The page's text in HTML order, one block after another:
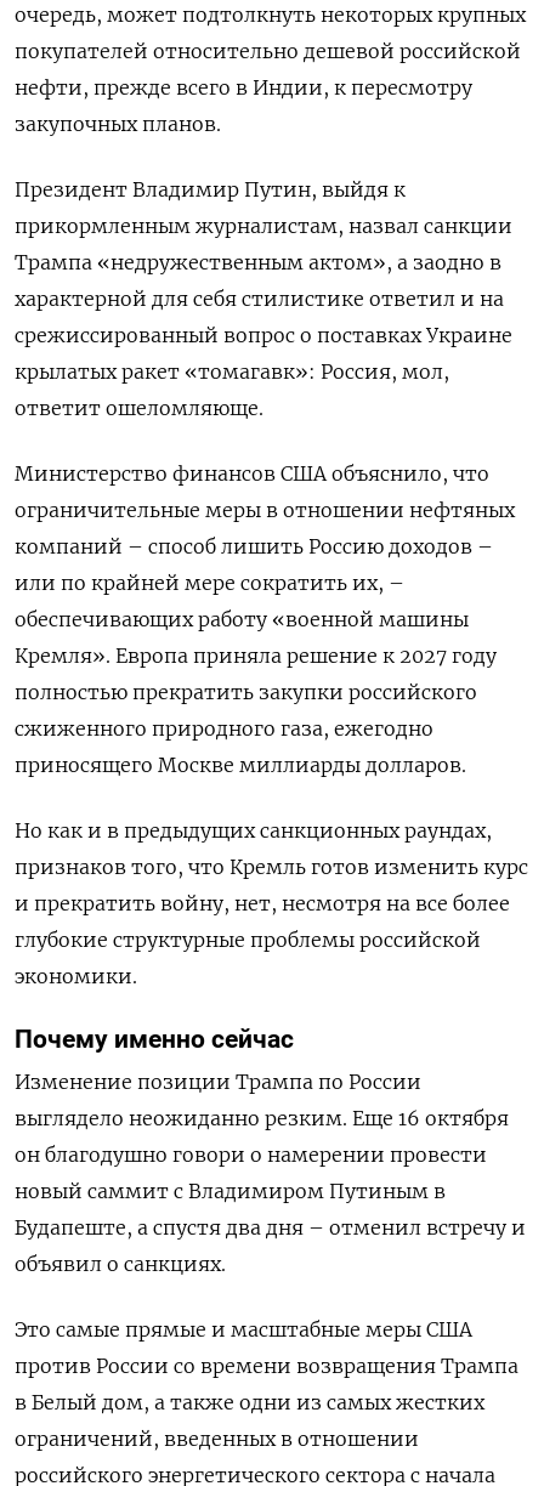
очередь, может подтолкнуть некоторых крупных
покупателей относительно дешевой российской
нефти, прежде всего в Индии, к пересмотру
закупочных планов.
Президент Владимир Путин, выйдя к
прикормленным журналистам, назвал санкции
Трампа «недружественным актом», а заодно в
характерной для себя стилистике ответил и на
срежиссированный вопрос о поставках Украине
крылатых ракет «томагавк»: Россия, мол,
ответит ошеломляюще.
Министерство финансов США объяснило, что
ограничительные меры в отношении нефтяных
компаний – способ лишить Россию доходов –
или по крайней мере сократить их, –
обеспечивающих работу «военной машины
Кремля». Европа приняла решение к 2027 году
полностью прекратить закупки российского
сжиженного природного газа, ежегодно
приносящего Москве миллиарды долларов.
Но как и в предыдущих санкционных раундах,
признаков того, что Кремль готов изменить курс
и прекратить войну, нет, несмотря на все более
глубокие структурные проблемы российской
экономики.
Почему именно сейчас
Изменение позиции Трампа по России
выглядело неожиданно резким. Еще 16 октября
он благодушно говори о намерении провести
новый саммит с Владимиром Путиным в
Будапеште, а спустя два дня – отменил встречу и
объявил о санкциях.
Это самые прямые и масштабные меры США
против России со времени возвращения Трампа
в Белый дом, а также одни из самых жестких
ограничений, введенных в отношении
российского энергетического сектора с начала